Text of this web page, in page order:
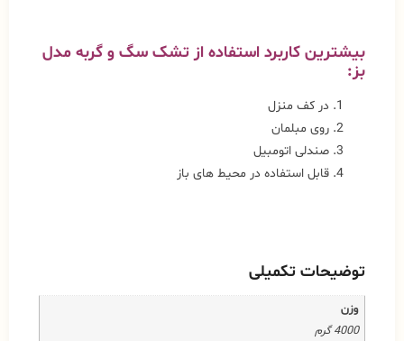
بیشترین کاربرد استفاده از تشک سگ و گربه مدل
بز:
در کف منزل
روی مبلمان
صندلی اتومبیل
قابل استفاده در محیط های باز
توضیحات تکمیلی
وزن
4000 گرم